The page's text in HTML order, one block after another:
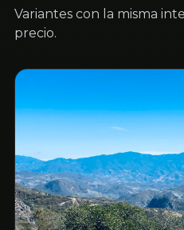
Variantes con la misma
precio.